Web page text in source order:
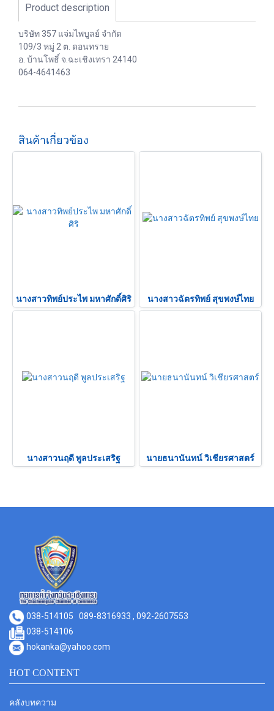
Product description
บริษัท 357 แจ่มไพบูลย์ จำกัด
109/3 หมู่ 2 ต. ดอนทราย
อ. บ้านโพธิ์ จ.ฉะเชิงเทรา 24140
064-4641463
สินค้าเกี่ยวข้อง
นางสาวทิพย์ประไพ มหาศักดิ์ศิริ นางสาวฉัตรทิพย์ สุขพงษ์ไทย
นางสาวนฤดี พูลประเสริฐ นายธนานันทน์ วิเชียรศาสตร์
038-514105 089-8316933 , 092-2607553
038-514106
hokanka@yahoo.com
HOT CONTENT
คลังบทความ